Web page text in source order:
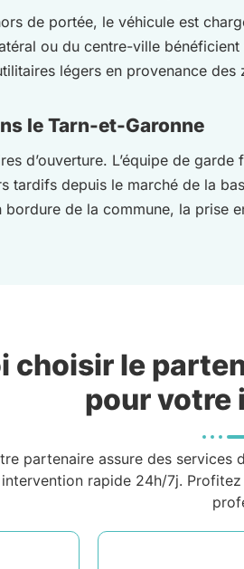
de portée, le véhicule est
ou du centre-ville
légers en provenance des
le Tarn-et-Garonne
d’ouverture. L’équipe de
tardifs depuis le marché de la
de la commune, la prise
choisir le
pour votre
partenaire assure des services
intervention rapide 24h/7j. Profitez